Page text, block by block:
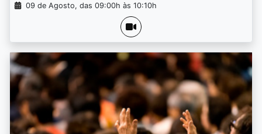
09 de Agosto, das 09:00h às 10:10h